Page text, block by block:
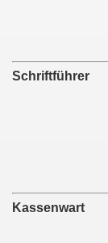
Schriftführer
Kassenwart